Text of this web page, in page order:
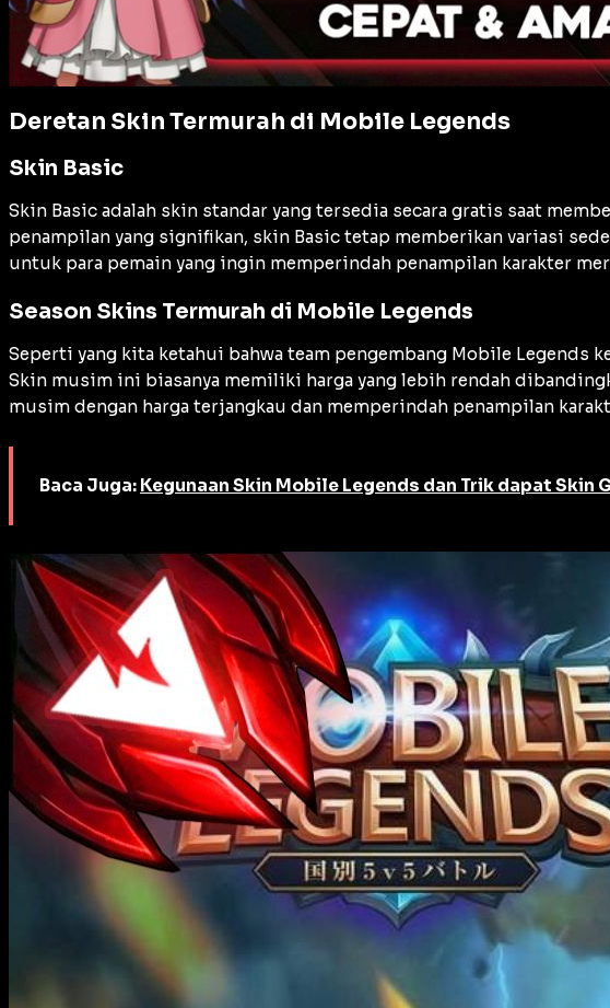
Deretan Skin Termurah di Mobile Legends
Skin Basic
Skin Basic adalah skin standar yang tersedia secara gratis saat
penampilan yang signifikan, skin Basic tetap memberikan variasi
untuk para pemain yang ingin memperindah penampilan karakter
Season Skins Termurah di Mobile Legends
Seperti yang kita ketahui bahwa team pengembang Mobile
Skin musim ini biasanya memiliki harga yang lebih rendah
musim dengan harga terjangkau dan memperindah penampilan
Baca Juga: Kegunaan Skin Mobile Legends dan Trik dapat Skin